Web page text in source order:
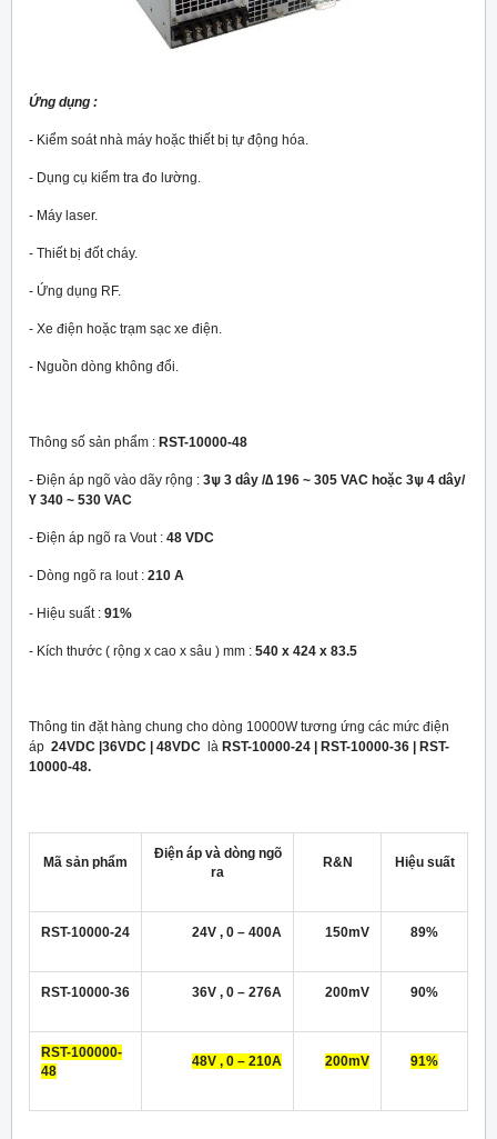
Ứng dụng :
- Kiểm soát nhà máy hoặc thiết bị tự động hóa.
- Dụng cụ kiểm tra đo lường.
- Máy laser.
- Thiết bị đốt cháy.
- Ứng dụng RF.
- Xe điện hoặc trạm sạc xe điện.
- Nguồn dòng không đổi.
Thông số sản phẩm : RST-10000-48
- Điện áp ngõ vào dãy rộng : 3ѱ 3 dây /∆ 196 ~ 305 VAC hoặc 3ѱ 4 dây/
Ү 340 ~ 530 VAC
- Điện áp ngõ ra Vout : 48 VDC
- Dòng ngõ ra Iout : 210 A
- Hiệu suất : 91%
- Kích thước ( rộng x cao x sâu ) mm : 540 x 424 x 83.5
Thông tin đặt hàng chung cho dòng 10000W tương ứng các mức điện
áp 24VDC |36VDC | 48VDC là RST-10000-24 | RST-10000-36 | RST-
10000-48.
Mã sản phẩm
Điện áp và dòng ngõ
ra
R&N Hiệu suất
RST-10000-24 24V , 0 – 400A 150mV 89%
RST-10000-36 36V , 0 – 276A 200mV 90%
RST-100000-
48
48V , 0 – 210A 200mV 91%